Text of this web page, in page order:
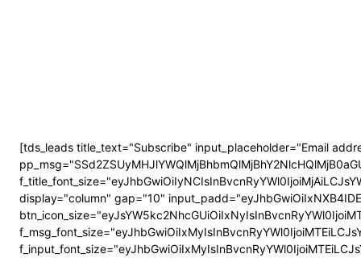
[tds_leads title_text="Subscribe" input_placeholder="Email
display="column" gap="10"